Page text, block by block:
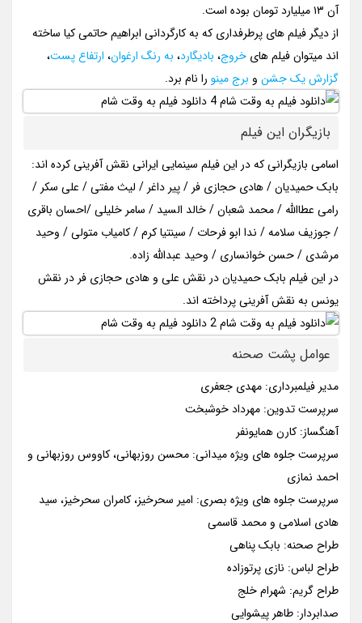
آن ۱۳ میلیارد تومان بوده است.
از دیگر فیلم های پرطرفداری که به کارگردانی ابراهیم حاتمی کیا ساخته
اند میتوان فیلم هایخروج، بادیگارد، به رنگ ارغوان، ارتفاع پست،
گزارش یک جشن و برج مینو را نام برد.
بازیگران این فیلم
اسامی بازیگرانی که در این فیلم سینمایی ایرانی نقش آفرینی کرده اند:
بابک حمیدیان / هادی حجازی فر / پیر داغر / لیث مفتی / علی سکر /
رامی عطاالله / محمد شعبان / خالد السید / سامر خلیلی /احسان باقری
/ جوزیف سلامه / ندا ابو فرحات / سینتیا کرم / کامیاب متولی / وحید
مرشدی / حسن خوانساری / وحید عبدالله زاده.
در این فیلم بابک حمیدیان در نقش علی و هادی حجازی فر در نقش
یونس به نقش آفرینی پرداخته اند.
عوامل پشت صحنه
مدیر فیلمبرداری: مهدی جعفری
سرپرست تدوین: مهرداد خوشبخت
آهنگساز: کارن همایونفر
سرپرست جلوه های ویژه میدانی: محسن روزبهانی، کاووس روزبهانی و
احمد نمازی
سرپرست جلوه های ویژه بصری: امیر سحرخیز، کامران سحرخیز، سید
هادی اسلامی و محمد قاسمی
طراح صحنه: بابک پناهی
طراح لباس: نازی پرتوزاده
طراح گریم: شهرام خلج
صدابردار: طاهر پیشوایی